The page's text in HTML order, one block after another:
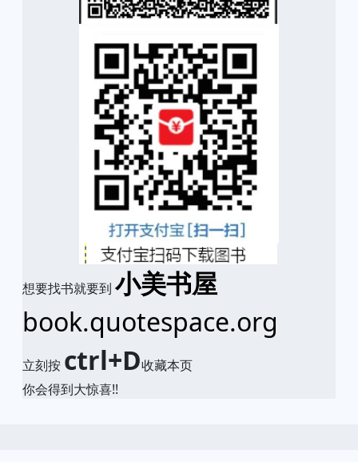
想要找书就要到 小美书屋
book.quotespace.org
立刻按 ctrl+D收藏本页
你会得到大惊喜!!